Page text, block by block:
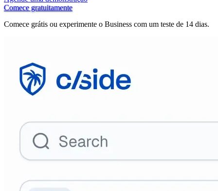
Comece gratuitamente
Comece grátis ou experimente o Business com um teste de 14 dias.